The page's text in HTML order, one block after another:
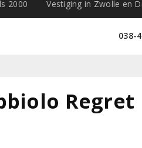
2000 Vestiging in Zwolle en
038-
Regret